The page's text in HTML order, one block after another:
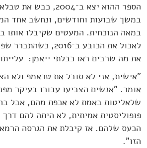
הספר ההוא יצא ב־2004,
במשך שבועות וחודשים, ונחשב אחד
במאה הנוכחית. המעטים שקיבלו אותו
לאכול את הכובע
את מה שרבים ראו כבלתי ייאמן:
"אישית, אני לא סובל את טראמפ ולא
אומר. "אנשים הצביעו עבורו בעיקר
שלאליטות באמת לא אכפת מהם, אבל
פופוליסטית אמיתית, לא היתה להם
הכעס שלהם. אז קיבלת את הגרסה
הזו".